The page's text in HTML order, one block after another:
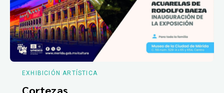
EXHIBICIÓN ARTÍSTICA
Cortezas